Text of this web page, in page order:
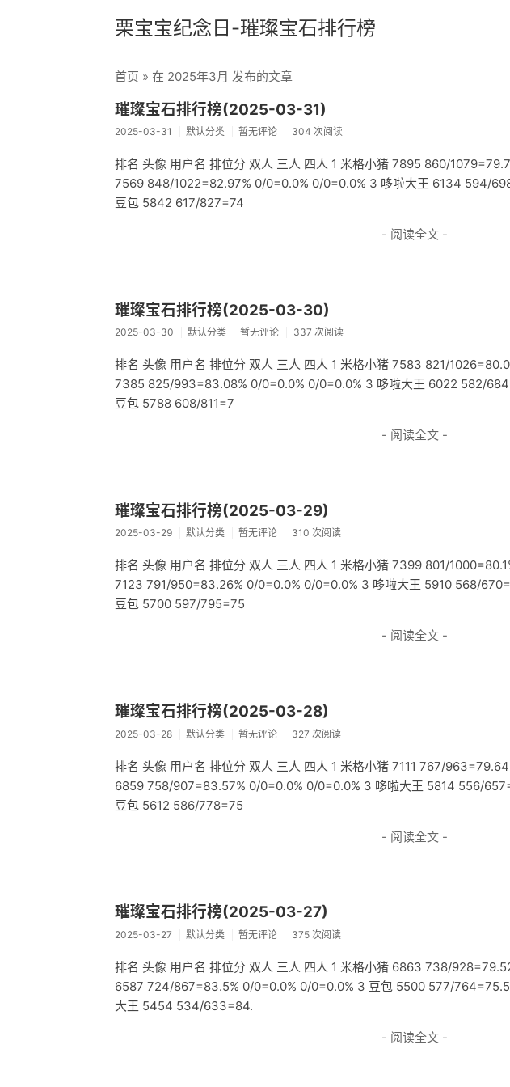
栗宝宝纪念日-璀璨宝石排行榜
首页 » 在 2025年3月 发布的文章
璀璨宝石排行榜(2025-03-31)
2025-03-31 默认分类 暂无评论 304 次阅读
排名 头像 用户名 排位分 双人 三人 四人 1 米格小猪 7895 860/
7569 848/1022=82.97% 0/0=0.0% 0/0=0.0% 3 哆啦大王 6134 594/
豆包 5842 617/827=74
- 阅读全文 -
璀璨宝石排行榜(2025-03-30)
2025-03-30 默认分类 暂无评论 337 次阅读
排名 头像 用户名 排位分 双人 三人 四人 1 米格小猪 7583 821/
7385 825/993=83.08% 0/0=0.0% 0/0=0.0% 3 哆啦大王 6022 582/
豆包 5788 608/811=7
- 阅读全文 -
璀璨宝石排行榜(2025-03-29)
2025-03-29 默认分类 暂无评论 310 次阅读
排名 头像 用户名 排位分 双人 三人 四人 1 米格小猪 7399 801/
7123 791/950=83.26% 0/0=0.0% 0/0=0.0% 3 哆啦大王 5910 568/
豆包 5700 597/795=75
- 阅读全文 -
璀璨宝石排行榜(2025-03-28)
2025-03-28 默认分类 暂无评论 327 次阅读
排名 头像 用户名 排位分 双人 三人 四人 1 米格小猪 7111 767/
6859 758/907=83.57% 0/0=0.0% 0/0=0.0% 3 哆啦大王 5814 556/
豆包 5612 586/778=75
- 阅读全文 -
璀璨宝石排行榜(2025-03-27)
2025-03-27 默认分类 暂无评论 375 次阅读
排名 头像 用户名 排位分 双人 三人 四人 1 米格小猪 6863 738/
6587 724/867=83.5% 0/0=0.0% 0/0=0.0% 3 豆包 5500 577/
大王 5454 534/633=84.
- 阅读全文 -